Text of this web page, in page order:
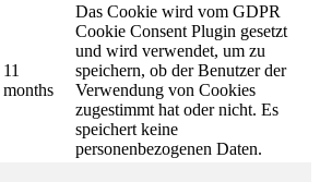
11
months
Das Cookie wird vom GDPR
Cookie Consent Plugin gesetzt
und wird verwendet, um zu
speichern, ob der Benutzer der
Verwendung von Cookies
zugestimmt hat oder nicht. Es
speichert keine
personenbezogenen Daten.